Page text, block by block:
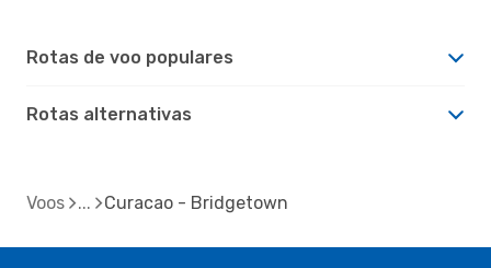
Rotas de voo populares
Rotas alternativas
Voos Curacao - Bridgetown